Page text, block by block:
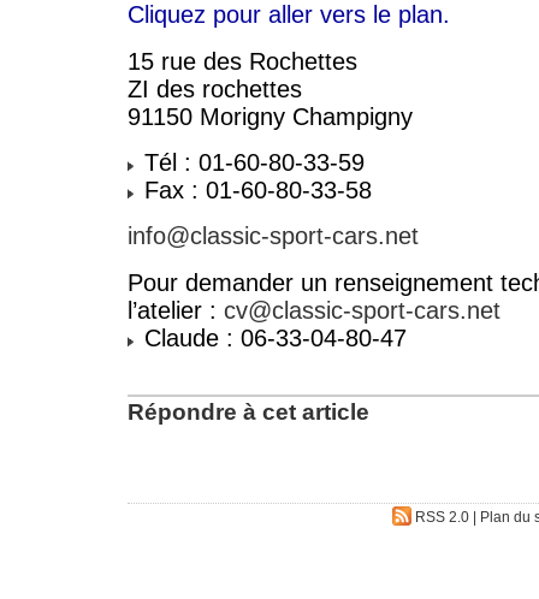
Cliquez pour aller vers le plan.
15 rue des Rochettes
ZI des rochettes
91150 Morigny Champigny
Tél : 01-60-80-33-59
Fax : 01-60-80-33-58
info@classic-sport-cars.net
Pour demander un renseignement
l’atelier : cv@classic-sport-cars.net
Claude : 06-33-04-80-47
Répondre à cet article
RSS 2.0| Plan du